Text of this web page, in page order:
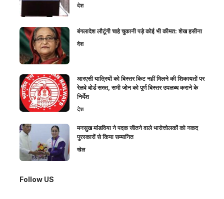
देश
बंगलादेश लौटूंगी चाहे चुकानी पड़े कोई भी कीमत: शेख हसीना
देश
आरएसी यात्रियों को बिस्तर किट नहीं मिलने की शिकायतों पर
रेलवे बोर्ड सख्त, सभी जोन को पूर्ण बिस्तर उपलब्ध कराने के
निर्देश
देश
मनसुख मांडविया ने पदक जीतने वाले भारोत्तोलकों को नकद
पुरस्कारों से किया सम्मानित
खेल
Follow US